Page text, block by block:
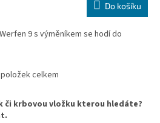
A
Do košíku
9 s výměníkem se hodí do
O
l
celkem
či krbovou vložku kterou hledáte?